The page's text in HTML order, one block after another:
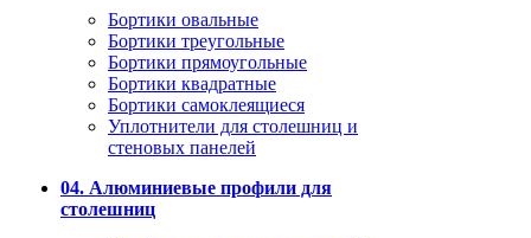
Бортики овальные
Бортики треугольные
Бортики прямоугольные
Бортики квадратные
Бортики самоклеящиеся
Уплотнители для столешниц и
стеновых панелей
04. Алюминиевые профили для
столешниц